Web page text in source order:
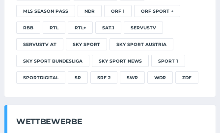
MLS SEASON PASS NDR ORF 1 ORF SPORT +
RBB RTL RTL+ SAT.1 SERVUSTV
SERVUSTV AT SKY SPORT SKY SPORT AUSTRIA
SKY SPORT BUNDESLIGA SKY SPORT NEWS SPORT 1
SPORTDIGITAL SR SRF 2 SWR WDR ZDF
WETTBEWERBE